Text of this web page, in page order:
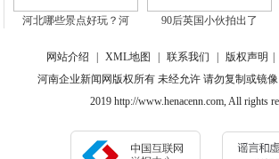
河北哪些景点好玩？河 90后英国小伙拍出了
网站介绍 XML地图 联系我们 版权声明
河南企业新闻网版权所有 未经允许 请勿复制或镜像
2019 http://www.henacenn.com, All rights